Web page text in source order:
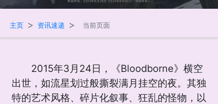
主页 > 资讯速递 > 当前页面
2015年3月24日，《Bloodborne》横空
出世，如流星划过般撕裂满月挂空的夜。其独
特的艺术风格、碎片化叙事、狂乱的怪物，以